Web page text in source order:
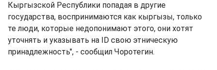
Кыргызской Республики попадая в другие
государства, воспринимаются как кыргызы, только
те люди, которые недопонимают этого, они хотят
уточнять и указывать на ID свою этническую
принадлежность", - сообщил Чоротегин.